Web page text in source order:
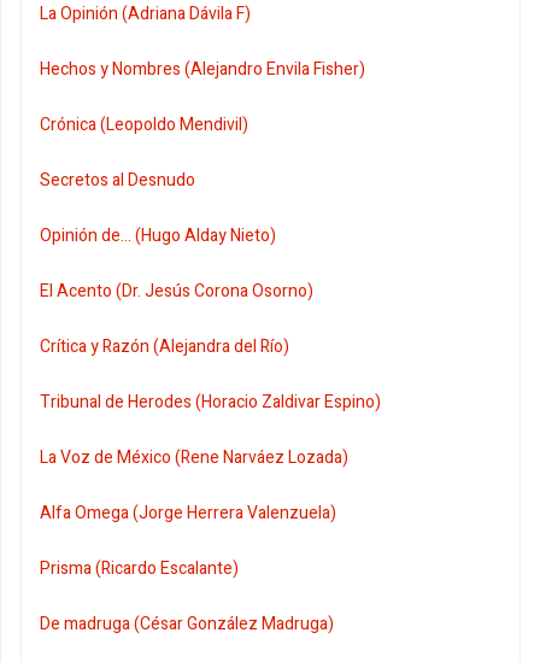
La Opinión (Adriana Dávila F)
Hechos y Nombres (Alejandro Envila Fisher)
Crónica (Leopoldo Mendivil)
Secretos al Desnudo
Opinión de... (Hugo Alday Nieto)
El Acento (Dr. Jesús Corona Osorno)
Crítica y Razón (Alejandra del Río)
Tribunal de Herodes (Horacio Zaldivar Espino)
La Voz de México (Rene Narváez Lozada)
Alfa Omega (Jorge Herrera Valenzuela)
Prisma (Ricardo Escalante)
De madruga (César González Madruga)